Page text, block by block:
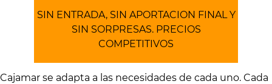
SIN ENTRADA, SIN APORTACION FINAL Y
SIN SORPRESAS. PRECIOS
COMPETITIVOS
Cajamar se adapta a las necesidades de cada uno. Cada